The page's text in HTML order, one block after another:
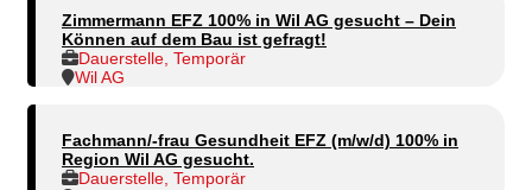
Zimmermann EFZ 100% in Wil AG gesucht – Dein
Können auf dem Bau ist gefragt!
Dauerstelle, Temporär
Wil AG
Fachmann/-frau Gesundheit EFZ (m/w/d) 100% in
Region Wil AG gesucht.
Dauerstelle, Temporär